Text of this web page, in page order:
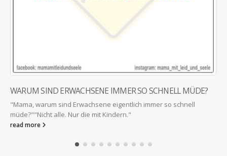
WARUM SIND ERWACHSENE IMMER SO SCHNELL MÜDE?
"Mama, warum sind Erwachsene eigentlich immer so schnell
müde?""Nicht alle. Nur die mit Kindern."
read more